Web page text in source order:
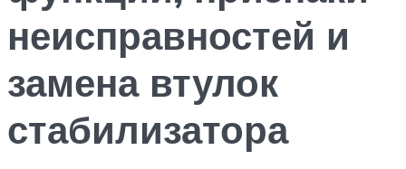
неисправностей и
замена втулок
стабилизатора